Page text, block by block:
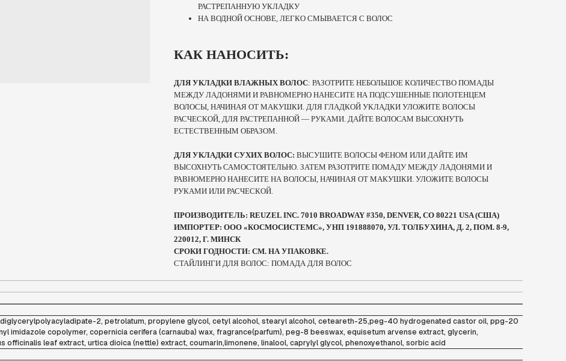
РАСТРЕПАННУЮ УКЛАДКУ
НА ВОДНОЙ ОСНОВЕ, ЛЕГКО СМЫВАЕТСЯ С ВОЛОС
КАК НАНОСИТЬ:
ДЛЯ УКЛАДКИ ВЛАЖНЫХ ВОЛОС: РАЗОТРИТЕ НЕБОЛЬШОЕ КОЛИЧЕСТВО ПОМАДЫ
МЕЖДУ ЛАДОНЯМИ И РАВНОМЕРНО НАНЕСИТЕ НА ПОДСУШЕННЫЕ ПОЛОТЕНЦЕМ
ВОЛОСЫ, НАЧИНАЯ ОТ МАКУШКИ. ДЛЯ ГЛАДКОЙ УКЛАДКИ УЛОЖИТЕ ВОЛОСЫ
РАСЧЕСКОЙ, ДЛЯ РАСТРЕПАННОЙ — РУКАМИ. ДАЙТЕ ВОЛОСАМ ВЫСОХНУТЬ
ЕСТЕСТВЕННЫМ ОБРАЗОМ.
ДЛЯ УКЛАДКИ СУХИХ ВОЛОС: ВЫСУШИТЕ ВОЛОСЫ ФЕНОМ ИЛИ ДАЙТЕ ИМ
ВЫСОХНУТЬ САМОСТОЯТЕЛЬНО. ЗАТЕМ РАЗОТРИТЕ ПОМАДУ МЕЖДУ ЛАДОНЯМИ И
РАВНОМЕРНО НАНЕСИТЕ НА ВОЛОСЫ, НАЧИНАЯ ОТ МАКУШКИ. УЛОЖИТЕ ВОЛОСЫ
РУКАМИ ИЛИ РАСЧЕСКОЙ.
ПРОИЗВОДИТЕЛЬ: REUZEL INC. 7010 BROADWAY #350, DENVER, CO 80221 USA (США)
ИМПОРТЕР: ООО «КОСМОСИСТЕМС», УНП 191888070, УЛ. ТОЛБУХИНА, Д. 2, ПОМ. 8-9,
220012, Г. МИНСК
СРОКИ ГОДНОСТИ: СМ. НА УПАКОВКЕ.
СТАЙЛИНГИ ДЛЯ ВОЛОС: ПОМАДА ДЛЯ ВОЛОС
diglycerylpolyacyladipate-2, petrolatum, propylene glycol, cetyl alcohol, stearyl alcohol, ceteareth-25,peg-40 hydrogenated castor oil, ppg-20
imidazole copolymer, copernicia cerifera (carnauba) wax, fragrance(parfum), peg-8 beeswax, equisetum arvense extract, glycerin,
officinalis leaf extract, urtica dioica (nettle) extract, coumarin,limonene, linalool, caprylyl glycol, phenoxyethanol, sorbic acid